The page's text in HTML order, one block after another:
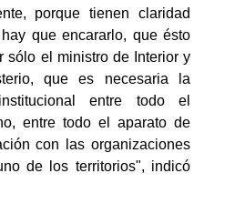
porque tienen claridad
que encararlo, que ésto
sólo el ministro de Interior y
que es necesaria la
entre todo el
entre todo el aparato de
con las organizaciones
de los territorios", indicó